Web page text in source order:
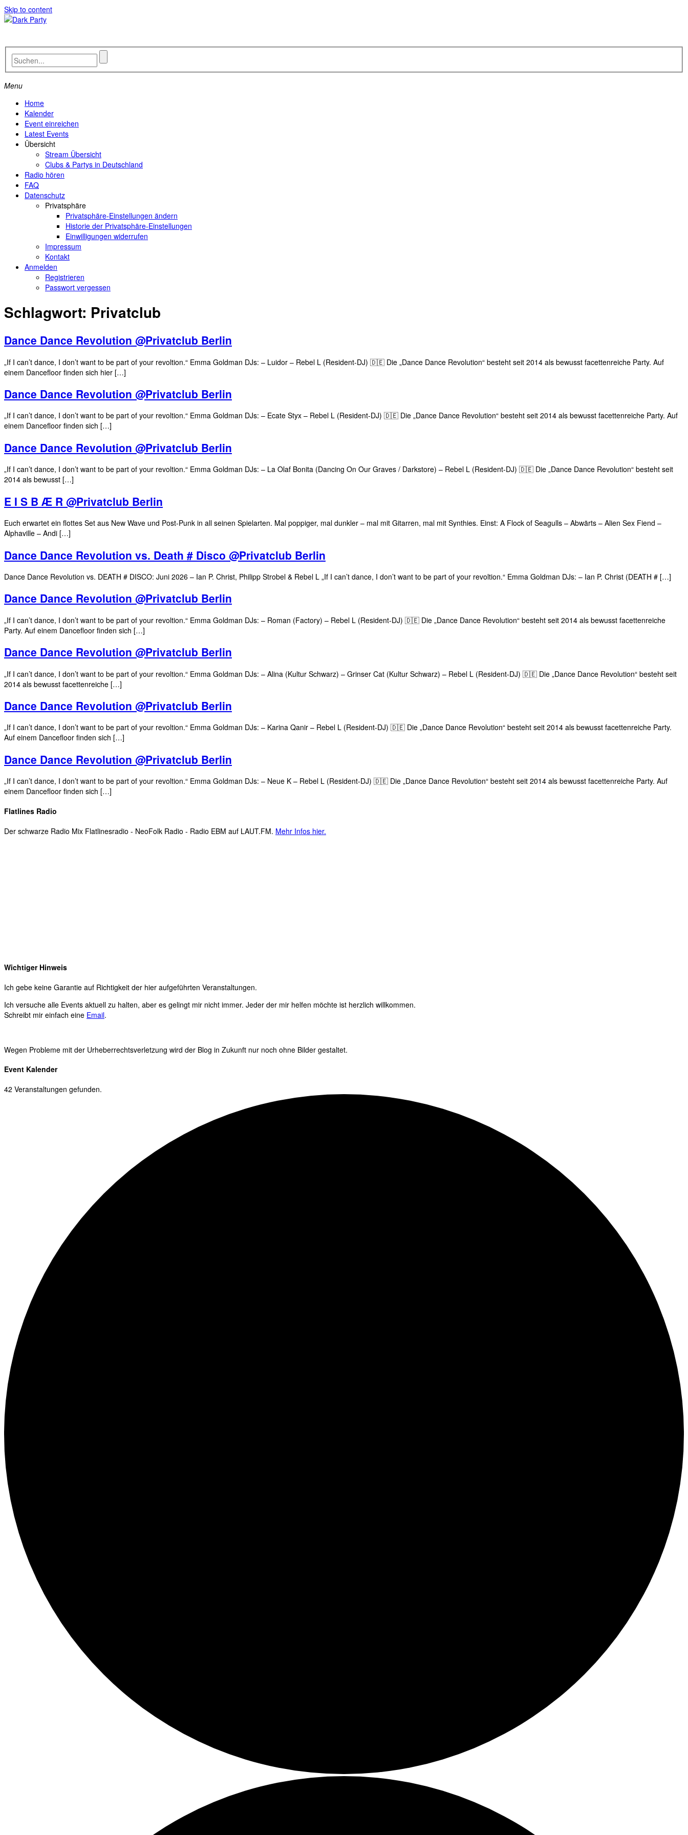
Skip to content
Menu
Home
Kalender
Event einreichen
Latest Events
Übersicht
Stream Übersicht
Clubs & Partys in Deutschland
Radio hören
FAQ
Datenschutz
Privatsphäre
Privatsphäre-Einstellungen ändern
Historie der Privatsphäre-Einstellungen
Einwilligungen widerrufen
Impressum
Kontakt
Anmelden
Registrieren
Passwort vergessen
Schlagwort: Privatclub
Dance Dance Revolution @Privatclub Berlin
„If I can’t dance, I don’t want to be part of your revoltion.“ Emma Goldman DJs: – Luidor – Rebel L (Resident-DJ) 🇩🇪 Die „Dance Dance Revolution“ besteht seit 2014 als bewusst facettenreiche Party. Auf
einem Dancefloor finden sich hier […]
Dance Dance Revolution @Privatclub Berlin
„If I can’t dance, I don’t want to be part of your revoltion.“ Emma Goldman DJs: – Ecate Styx – Rebel L (Resident-DJ) 🇩🇪 Die „Dance Dance Revolution“ besteht seit 2014 als bewusst facettenreiche Party. Auf
einem Dancefloor finden sich […]
Dance Dance Revolution @Privatclub Berlin
„If I can’t dance, I don’t want to be part of your revoltion.“ Emma Goldman DJs: – La Olaf Bonita (Dancing On Our Graves / Darkstore) – Rebel L (Resident-DJ) 🇩🇪 Die „Dance Dance Revolution“ besteht seit
2014 als bewusst […]
E I S B Æ R @Privatclub Berlin
Euch erwartet ein flottes Set aus New Wave und Post-Punk in all seinen Spielarten. Mal poppiger, mal dunkler – mal mit Gitarren, mal mit Synthies. Einst: A Flock of Seagulls – Abwärts – Alien Sex Fiend –
Alphaville – Andi […]
Dance Dance Revolution vs. Death # Disco @Privatclub Berlin
Dance Dance Revolution vs. DEATH # DISCO: Juni 2026 – Ian P. Christ, Philipp Strobel & Rebel L „If I can’t dance, I don’t want to be part of your revoltion.“ Emma Goldman DJs: – Ian P. Christ (DEATH # […]
Dance Dance Revolution @Privatclub Berlin
„If I can’t dance, I don’t want to be part of your revoltion.“ Emma Goldman DJs: – Roman (Factory) – Rebel L (Resident-DJ) 🇩🇪 Die „Dance Dance Revolution“ besteht seit 2014 als bewusst facettenreiche
Party. Auf einem Dancefloor finden sich […]
Dance Dance Revolution @Privatclub Berlin
„If I can’t dance, I don’t want to be part of your revoltion.“ Emma Goldman DJs: – Alina (Kultur Schwarz) – Grinser Cat (Kultur Schwarz) – Rebel L (Resident-DJ) 🇩🇪 Die „Dance Dance Revolution“ besteht seit
2014 als bewusst facettenreiche […]
Dance Dance Revolution @Privatclub Berlin
„If I can’t dance, I don’t want to be part of your revoltion.“ Emma Goldman DJs: – Karina Qanir – Rebel L (Resident-DJ) 🇩🇪 Die „Dance Dance Revolution“ besteht seit 2014 als bewusst facettenreiche Party.
Auf einem Dancefloor finden sich […]
Dance Dance Revolution @Privatclub Berlin
„If I can’t dance, I don’t want to be part of your revoltion.“ Emma Goldman DJs: – Neue K – Rebel L (Resident-DJ) 🇩🇪 Die „Dance Dance Revolution“ besteht seit 2014 als bewusst facettenreiche Party. Auf
einem Dancefloor finden sich […]
Flatlines Radio
Der schwarze Radio Mix Flatlinesradio - NeoFolk Radio - Radio EBM auf LAUT.FM. Mehr Infos hier.
Wichtiger Hinweis
Ich gebe keine Garantie auf Richtigkeit der hier aufgeführten Veranstaltungen.
Ich versuche alle Events aktuell zu halten, aber es gelingt mir nicht immer. Jeder der mir helfen möchte ist herzlich willkommen.
Schreibt mir einfach eine Email.
Wegen Probleme mit der Urheberrechtsverletzung wird der Blog in Zukunft nur noch ohne Bilder gestaltet.
Event Kalender
42 Veranstaltungen gefunden.